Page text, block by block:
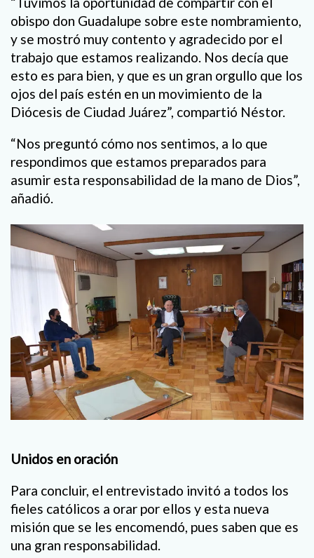
obispo don Guadalupe sobre este nombramiento,
y se mostró muy contento y agradecido por el
trabajo que estamos realizando. Nos decía que
esto es para bien, y que es un gran orgullo que los
ojos del país estén en un movimiento de la
Diócesis de Ciudad Juárez”, compartió Néstor.
“Nos preguntó cómo nos sentimos, a lo que
respondimos que estamos preparados para
asumir esta responsabilidad de la mano de Dios”,
añadió.
Unidos en oración
Para concluir, el entrevistado invitó a todos los
fieles católicos a orar por ellos y esta nueva
misión que se les encomendó, pues saben que es
una gran responsabilidad.